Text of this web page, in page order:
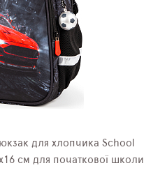
для хлопчика School
см для початкової школи